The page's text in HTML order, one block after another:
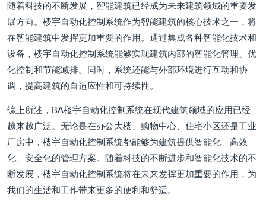
随着科技的不断发展，智能建筑已经成为未来建筑领域的重要发
展方向。楼宇自动化控制系统作为智能建筑的核心技术之一，将
在智能建筑中发挥更加重要的作用。通过集成各种智能化技术和
设备，楼宇自动化控制系统能够实现建筑内部的智能化管理、优
化控制和节能减排。同时，系统还能与外部环境进行互动和协
调，提高建筑的自适应性和可持续性。
综上所述，BA楼宇自动化控制系统在现代建筑领域的应用已经
越来越广泛。无论是在办公大楼、购物中心、住宅小区还是工业
厂房中，楼宇自动化控制系统都能够为建筑提供智能化、高效
化、安全化的管理方案。随着科技的不断进步和智能化技术的不
断发展，楼宇自动化控制系统将在未来发挥更加重要的作用，为
我们的生活和工作带来更多的便利和舒适。